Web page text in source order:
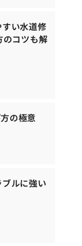
すい水道修
のコツも解
の極意
ルに強い